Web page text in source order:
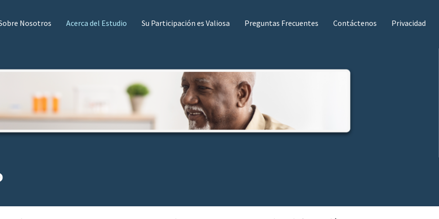
Nosotros Acerca del Estudio Su Participación es Valiosa Preguntas Frecuentes Contáctenos Privacidad